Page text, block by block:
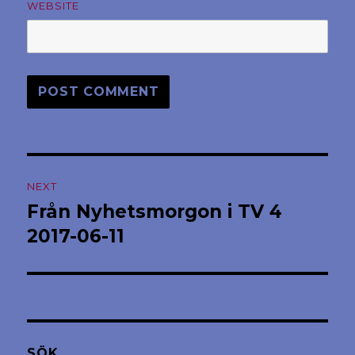
WEBSITE
navigation
NEXT
Next
post:
Från Nyhetsmorgon i TV 4
2017-06-11